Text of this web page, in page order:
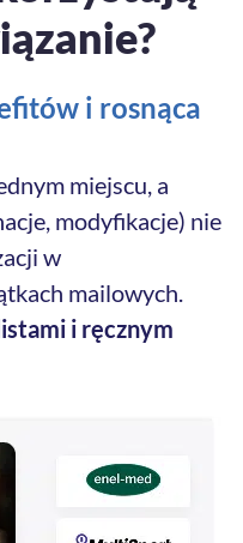
i rosnąca
miejscu, a
modyfikacje) nie
w
mailowych.
i ręcznym